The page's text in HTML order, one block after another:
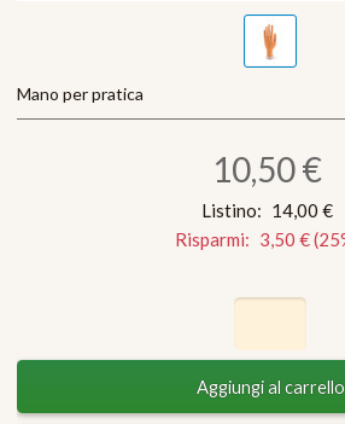
Mano per pratica
10,50 €
Listino: 14,00 €
Risparmi: 3,50 €(25